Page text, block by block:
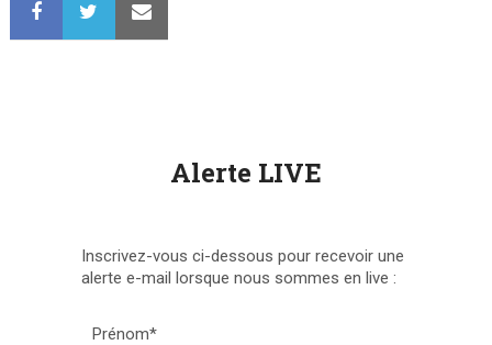
Alerte LIVE
Inscrivez-vous ci-dessous pour recevoir une
alerte e-mail lorsque nous sommes en live :
Prénom*